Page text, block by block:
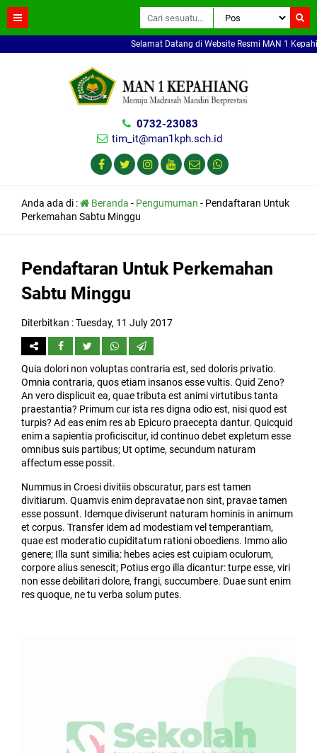
Selamat Datang di Website Resmi MAN 1
0732-23083
tim_it@man1kph.sch.id
Anda ada di : Beranda - Pengumuman - Pendaftaran Untuk
Perkemahan Sabtu Minggu
Pendaftaran Untuk Perkemahan
Sabtu Minggu
Diterbitkan :Tuesday, 11 July 2017
Quia dolori non voluptas contraria est, sed doloris privatio.
Omnia contraria, quos etiam insanos esse vultis. Quid Zeno?
An vero displicuit ea, quae tributa est animi virtutibus tanta
praestantia? Primum cur ista res digna odio est, nisi quod est
turpis? Ad eas enim res ab Epicuro praecepta dantur. Quicquid
enim a sapientia proficiscitur, id continuo debet expletum esse
omnibus suis partibus; Ut optime, secundum naturam
affectum esse possit.
Nummus in Croesi divitiis obscuratur, pars est tamen
divitiarum. Quamvis enim depravatae non sint, pravae tamen
esse possunt. Idemque diviserunt naturam hominis in animum
et corpus. Transfer idem ad modestiam vel temperantiam,
quae est moderatio cupiditatum rationi oboediens. Immo alio
genere; Illa sunt similia: hebes acies est cuipiam oculorum,
corpore alius senescit; Potius ergo illa dicantur: turpe esse, viri
non esse debilitari dolore, frangi, succumbere. Duae sunt enim
res quoque, ne tu verba solum putes.